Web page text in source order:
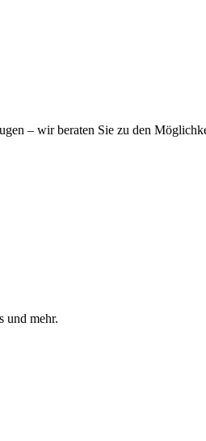
– wir beraten Sie zu den
und mehr.